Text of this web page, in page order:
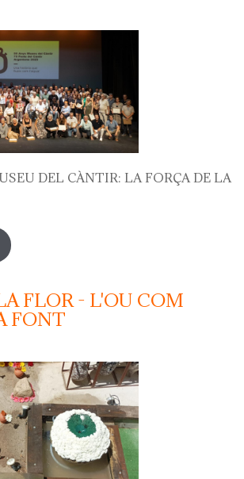
DEL CÀNTIR: LA FORÇA DE LA
50 anys del museu del càntir: la
de la gent!
FLOR - L'OU COM
FONT